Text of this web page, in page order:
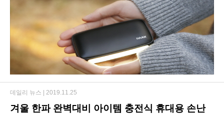
#휴대용핫팩
#충전식핫팩
겨울 한파 완벽대비 아이템 충전식 휴대용 손난
데일리 뉴스 | 2019.11.25